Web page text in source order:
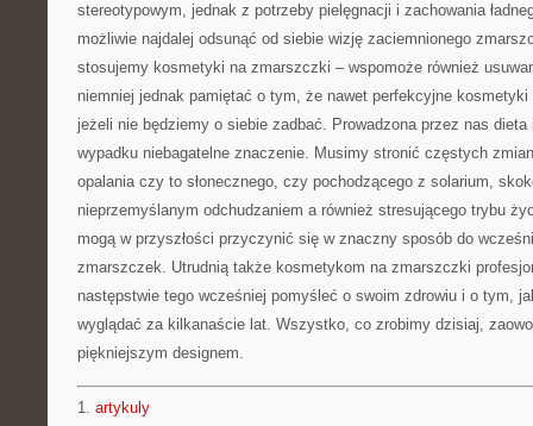
stereotypowym, jednak z potrzeby pielęgnacji i zachowania
możliwie najdalej odsunąć od siebie wizję zaciemnionego
stosujemy kosmetyki na zmarszczki – wspomoże również
niemniej jednak pamiętać o tym, że nawet perfekcyjne kosmetyki
jeżeli nie będziemy o siebie zadbać. Prowadzona przez nas
wypadku niebagatelne znaczenie. Musimy stronić częstych
opalania czy to słonecznego, czy pochodzącego z solarium,
nieprzemyślanym odchudzaniem a również stresującego trybu
mogą w przyszłości przyczynić się w znaczny sposób do
zmarszczek. Utrudnią także kosmetykom na zmarszczki
następstwie tego wcześniej pomyśleć o swoim zdrowiu i o tym,
wyglądać za kilkanaście lat. Wszystko, co zrobimy dzisiaj,
piękniejszym designem.
1. artykuly